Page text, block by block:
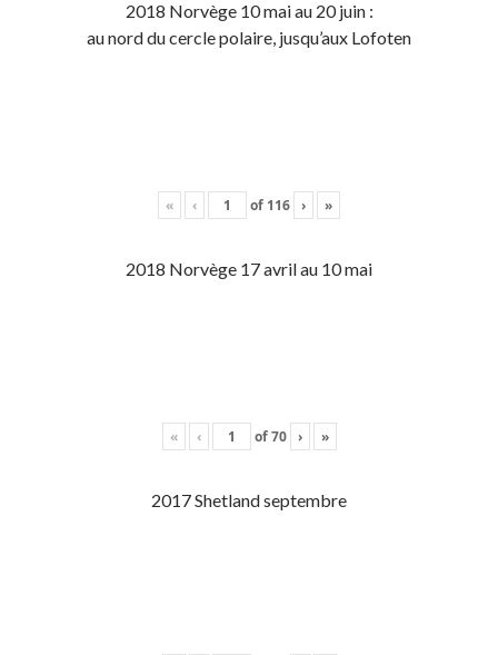
2018 Norvège 10 mai au 20 juin :
au nord du cercle polaire, jusqu’aux Lofoten
« ‹ of 116 › »
2018 Norvège 17 avril au 10 mai
« ‹ of70 › »
2017 Shetland septembre